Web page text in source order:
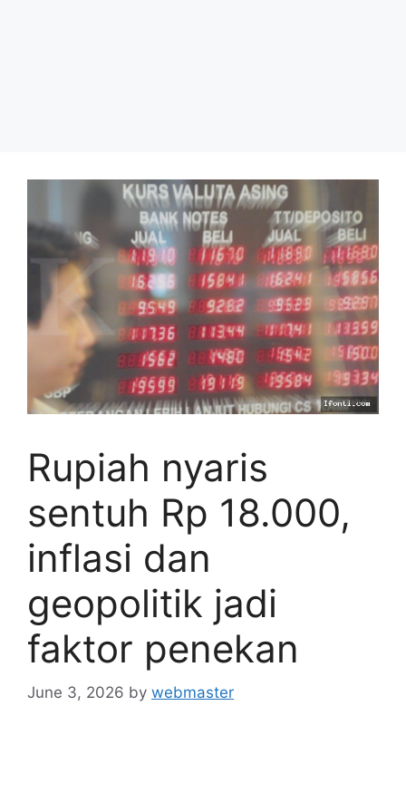
Rupiah nyaris
sentuh Rp 18.000,
inflasi dan
geopolitik jadi
faktor penekan
June 3, 2026 by webmaster